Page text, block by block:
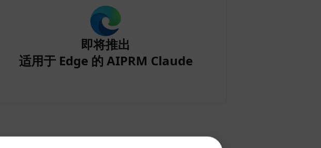
即将推出
适用于 Edge 的 AIPRM Claude